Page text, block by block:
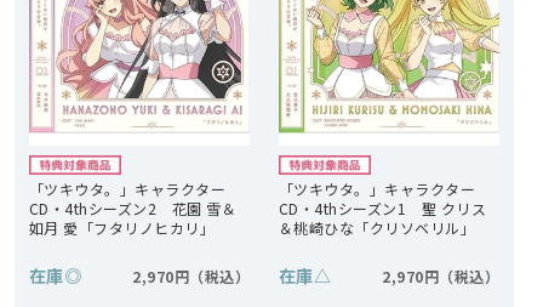
「ツキウタ。」キャラクター
CD・4thシーズン2 花園 雪＆
如月 愛「フタリノヒカリ」
在庫◎ 2,970円
「ツキウタ。」キャラクター
CD・4thシーズン1 聖 クリス
＆桃崎ひな「クリソベリル」
在庫△ 2,970円